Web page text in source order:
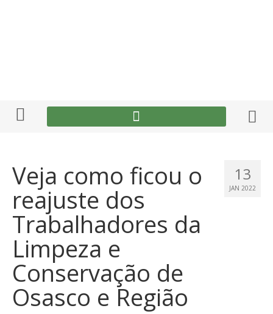
13
JAN 2022
Veja como ficou o
reajuste dos
Trabalhadores da
Limpeza e
Conservação de
Osasco e Região